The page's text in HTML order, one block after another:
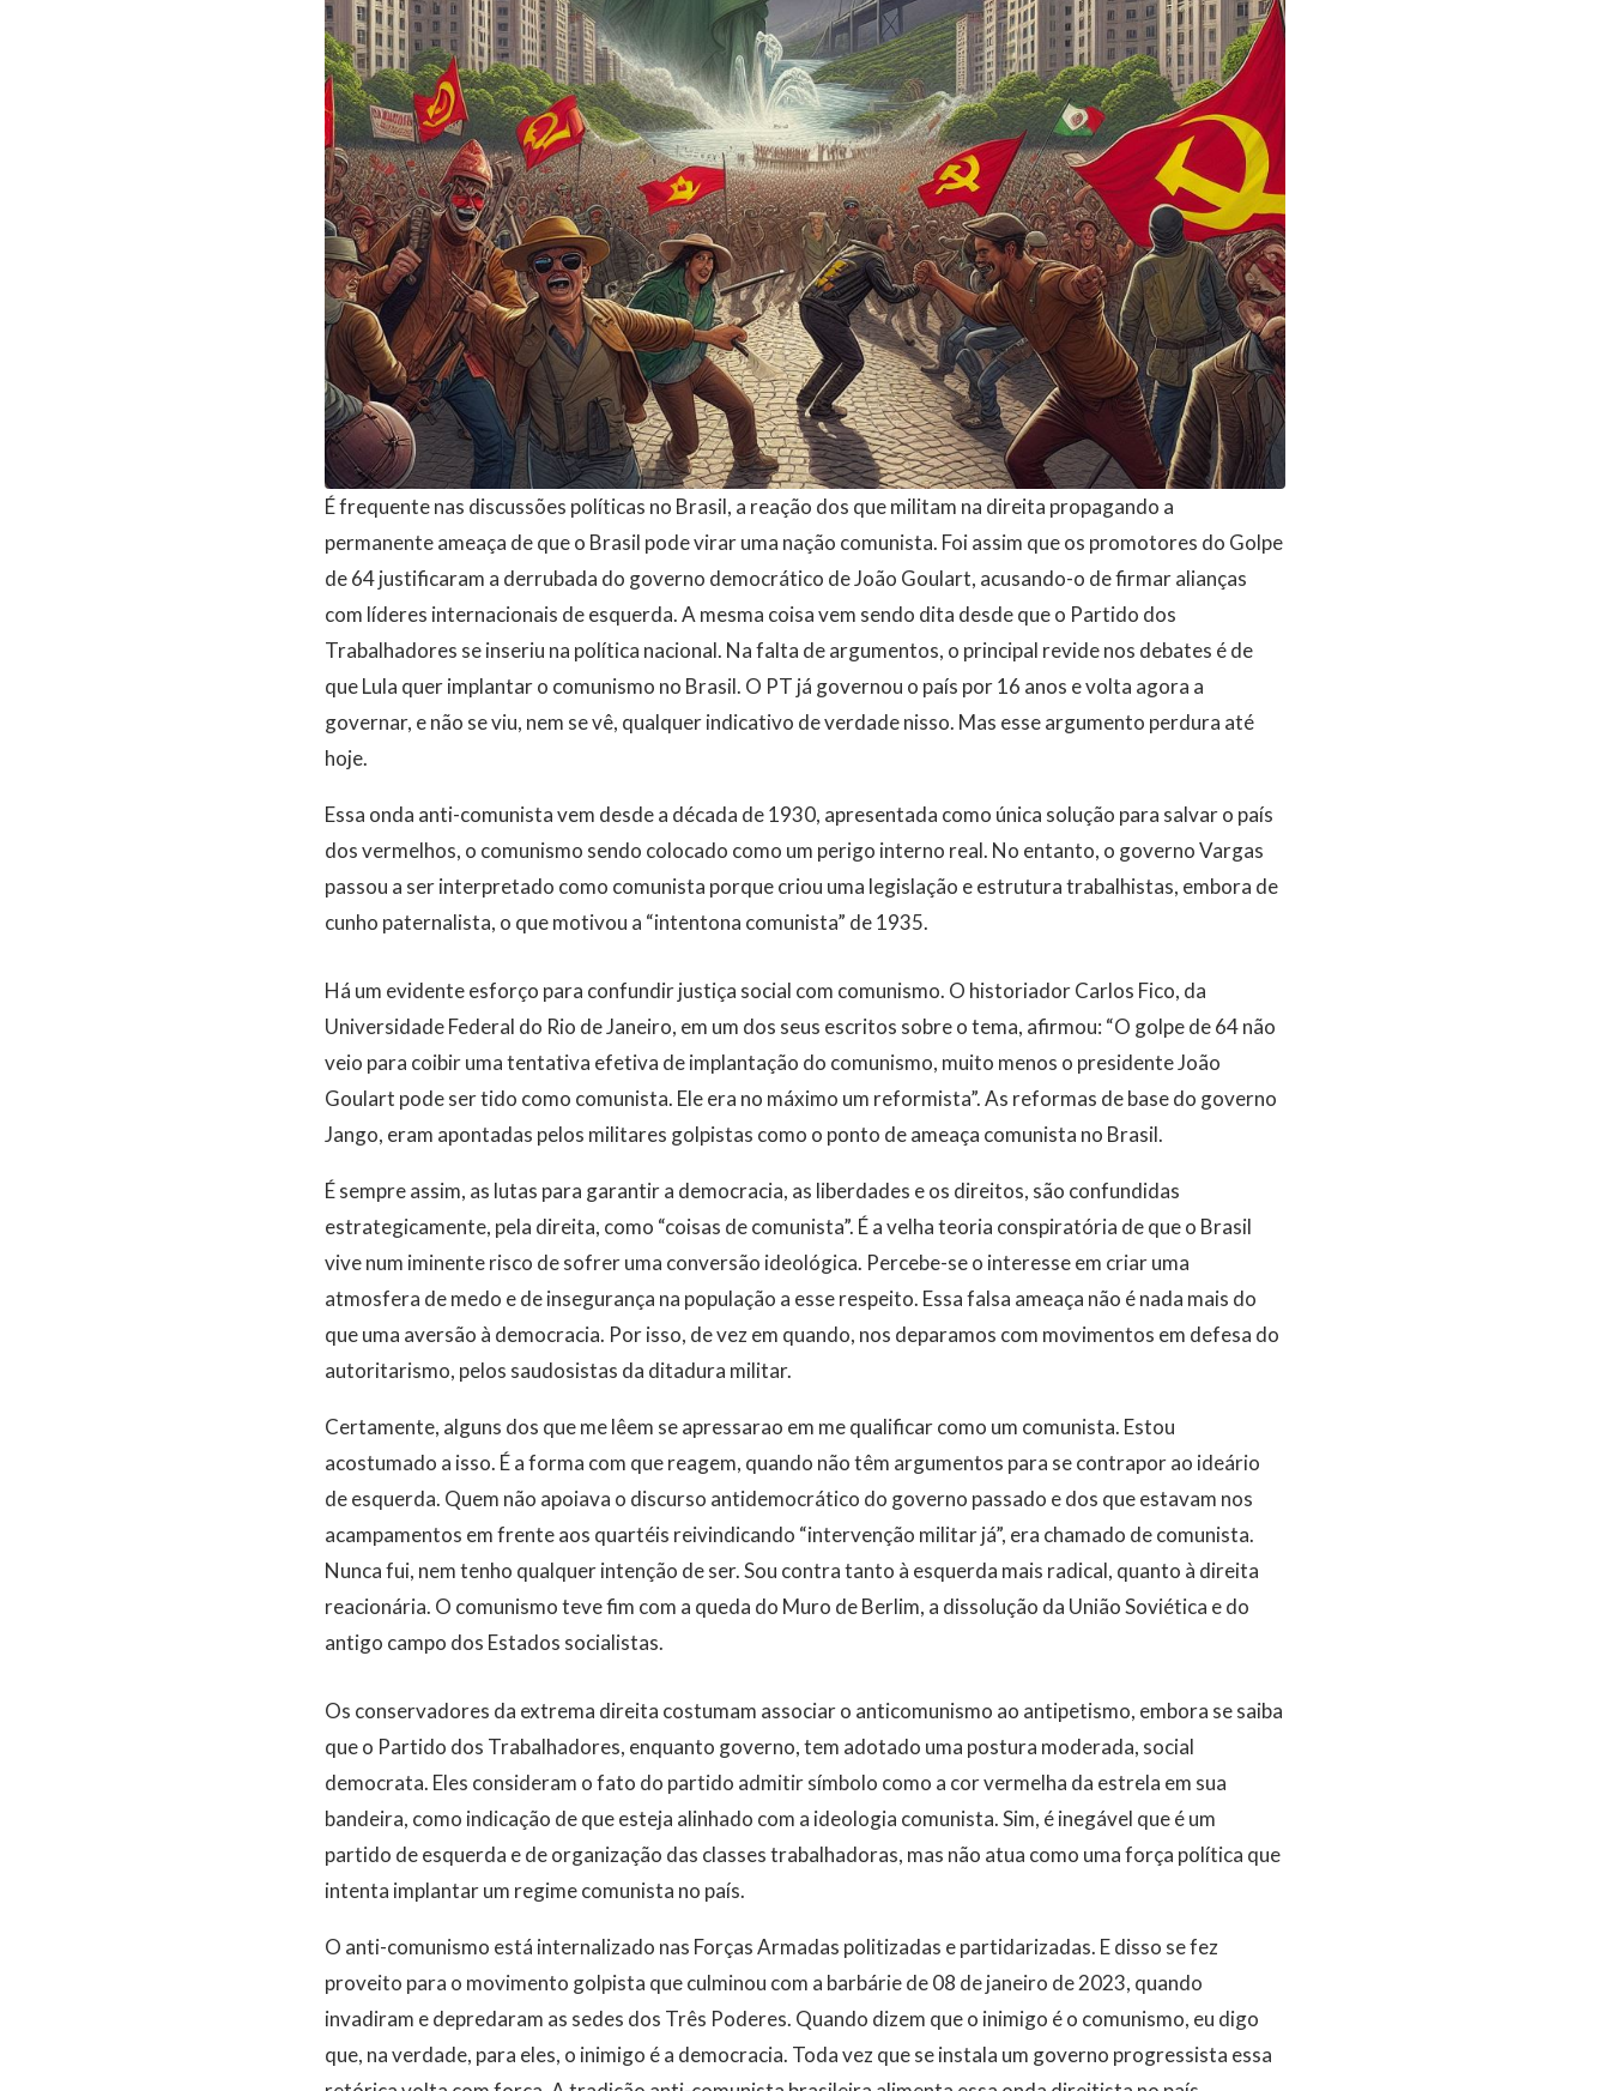
É frequente nas discussões políticas no Brasil, a reação dos que militam na direita propagando a
permanente ameaça de que o Brasil pode virar uma nação comunista. Foi assim que os promotores do Golpe
de 64 justificaram a derrubada do governo democrático de João Goulart, acusando-o de firmar alianças
com líderes internacionais de esquerda. A mesma coisa vem sendo dita desde que o Partido dos
Trabalhadores se inseriu na política nacional. Na falta de argumentos, o principal revide nos debates é de
que Lula quer implantar o comunismo no Brasil. O PT já governou o país por 16 anos e volta agora a
governar, e não se viu, nem se vê, qualquer indicativo de verdade nisso. Mas esse argumento perdura até
hoje.
Essa onda anti-comunista vem desde a década de 1930, apresentada como única solução para salvar o país
dos vermelhos, o comunismo sendo colocado como um perigo interno real. No entanto, o governo Vargas
passou a ser interpretado como comunista porque criou uma legislação e estrutura trabalhistas, embora de
cunho paternalista, o que motivou a “intentona comunista” de 1935.
Há um evidente esforço para confundir justiça social com comunismo. O historiador Carlos Fico, da
Universidade Federal do Rio de Janeiro, em um dos seus escritos sobre o tema, afirmou: “O golpe de 64 não
veio para coibir uma tentativa efetiva de implantação do comunismo, muito menos o presidente João
Goulart pode ser tido como comunista. Ele era no máximo um reformista”. As reformas de base do governo
Jango, eram apontadas pelos militares golpistas como o ponto de ameaça comunista no Brasil.
É sempre assim, as lutas para garantir a democracia, as liberdades e os direitos, são confundidas
estrategicamente, pela direita, como “coisas de comunista”. É a velha teoria conspiratória de que o Brasil
vive num iminente risco de sofrer uma conversão ideológica. Percebe-se o interesse em criar uma
atmosfera de medo e de insegurança na população a esse respeito. Essa falsa ameaça não é nada mais do
que uma aversão à democracia. Por isso, de vez em quando, nos deparamos com movimentos em defesa do
autoritarismo, pelos saudosistas da ditadura militar.
Certamente, alguns dos que me lêem se apressarao em me qualificar como um comunista. Estou
acostumado a isso. É a forma com que reagem, quando não têm argumentos para se contrapor ao ideário
de esquerda. Quem não apoiava o discurso antidemocrático do governo passado e dos que estavam nos
acampamentos em frente aos quartéis reivindicando “intervenção militar já”, era chamado de comunista.
Nunca fui, nem tenho qualquer intenção de ser. Sou contra tanto à esquerda mais radical, quanto à direita
reacionária. O comunismo teve fim com a queda do Muro de Berlim, a dissolução da União Soviética e do
antigo campo dos Estados socialistas.
Os conservadores da extrema direita costumam associar o anticomunismo ao antipetismo, embora se saiba
que o Partido dos Trabalhadores, enquanto governo, tem adotado uma postura moderada, social
democrata. Eles consideram o fato do partido admitir símbolo como a cor vermelha da estrela em sua
bandeira, como indicação de que esteja alinhado com a ideologia comunista. Sim, é inegável que é um
partido de esquerda e de organização das classes trabalhadoras, mas não atua como uma força política que
intenta implantar um regime comunista no país.
O anti-comunismo está internalizado nas Forças Armadas politizadas e partidarizadas. E disso se fez
proveito para o movimento golpista que culminou com a barbárie de 08 de janeiro de 2023, quando
invadiram e depredaram as sedes dos Três Poderes. Quando dizem que o inimigo é o comunismo, eu digo
que, na verdade, para eles, o inimigo é a democracia. Toda vez que se instala um governo progressista essa